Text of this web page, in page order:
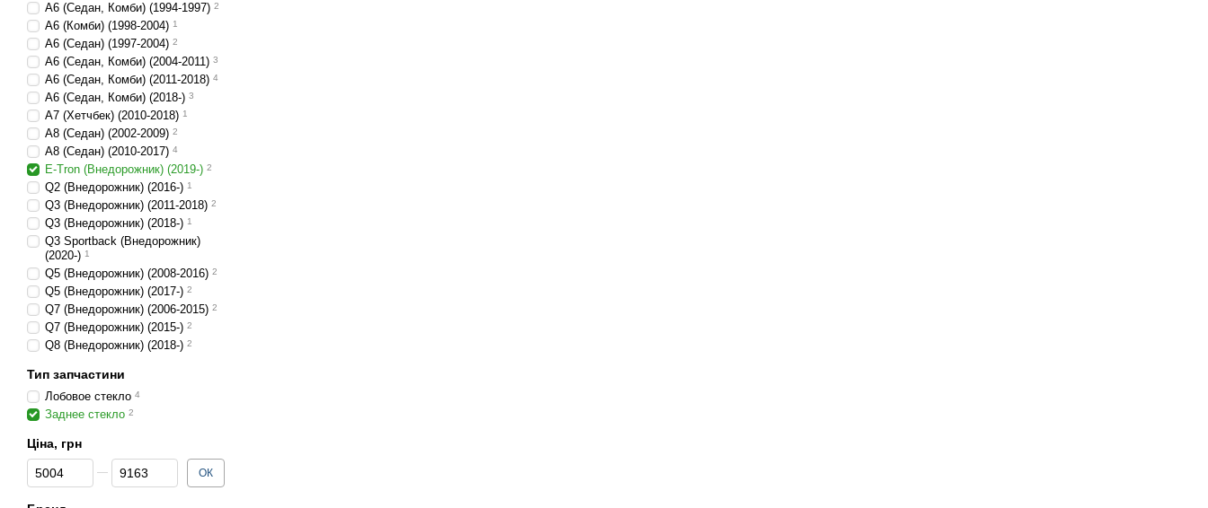
A6 (Седан, Комби) (1994-1997) 2
A6 (Комби) (1998-2004) 1
A6 (Седан) (1997-2004) 2
A6 (Седан, Комби) (2004-2011) 3
A6 (Седан, Комби) (2011-2018) 4
A6 (Седан, Комби) (2018-) 3
A7 (Хетчбек) (2010-2018) 1
A8 (Седан) (2002-2009) 2
A8 (Седан) (2010-2017) 4
E-Tron (Внедорожник) (2019-) 2
Q2 (Внедорожник) (2016-) 1
Q3 (Внедорожник) (2011-2018) 2
Q3 (Внедорожник) (2018-) 1
Q3 Sportback (Внедорожник)
(2020-) 1
Q5 (Внедорожник) (2008-2016) 2
Q5 (Внедорожник) (2017-) 2
Q7 (Внедорожник) (2006-2015) 2
Q7 (Внедорожник) (2015-) 2
Q8 (Внедорожник) (2018-) 2
Тип запчастини
Лобовое стекло 4
Заднее стекло 2
Ціна, грн
Від Ціна, грн
До Ціна, грн ОК